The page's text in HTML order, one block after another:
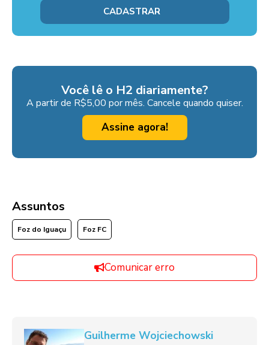
Você lê o H2 diariamente?
A partir de R$5,00 por mês. Cancele quando quiser.
Assine agora!
Assuntos
Foz do Iguaçu Foz FC
Comunicar erro
Guilherme Wojciechowski